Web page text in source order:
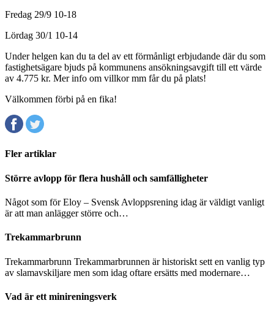
Fredag 29/9 10-18
Lördag 30/1 10-14
Under helgen kan du ta del av ett förmånligt erbjudande där du som
fastighetsägare bjuds på kommunens ansökningsavgift till ett värde
av 4.775 kr. Mer info om villkor mm får du på plats!
Välkommen förbi på en fika!
Fler artiklar
Större avlopp för flera hushåll och samfälligheter
Något som för Eloy – Svensk Avloppsrening idag är väldigt vanligt
är att man anlägger större och…
Trekammarbrunn
Trekammarbrunn Trekammarbrunnen är historiskt sett en vanlig typ
av slamavskiljare men som idag oftare ersätts med modernare…
Vad är ett minireningsverk